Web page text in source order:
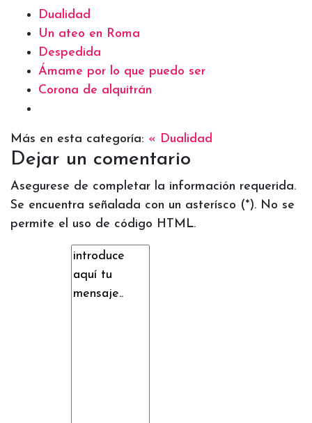
Dualidad
Un ateo en Roma
Despedida
Ámame por lo que puedo ser
Corona de alquitrán
Más en esta categoría: « Dualidad
Dejar un comentario
Asegurese de completar la información requerida.
Se encuentra señalada con un asterísco (*). No se
permite el uso de código HTML.